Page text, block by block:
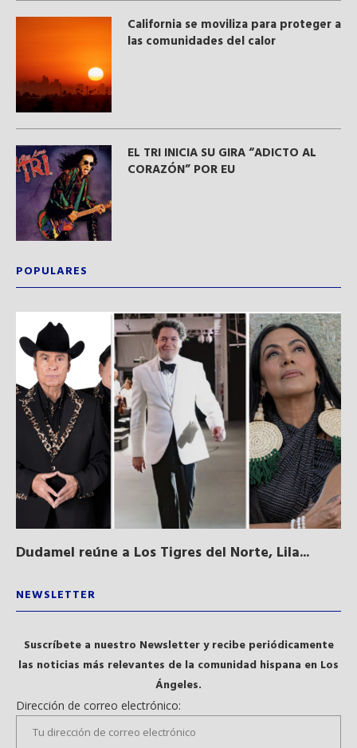
California se moviliza para proteger a
las comunidades del calor
EL TRI INICIA SU GIRA “ADICTO AL
CORAZÓN” POR EU
POPULARES
Dudamel reúne a Los Tigres del Norte, Lila...
NEWSLETTER
Suscríbete a nuestro Newsletter y recibe periódicamente
las noticias más relevantes de la comunidad hispana en Los
Ángeles.
Dirección de correo electrónico: